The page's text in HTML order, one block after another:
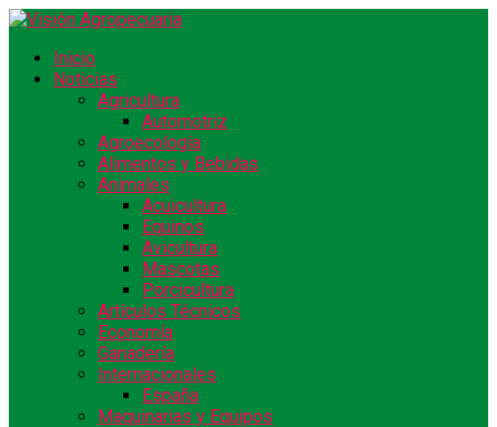
Inicio
Noticias
Agricultura
Automotriz
Agroecología
Alimentos y Bebidas
Animales
Acuicultura
Equinos
Avicultura
Mascotas
Porcicultura
Artículos Técnicos
Economía
Ganadería
Internacionales
España
Maquinarias y Equipos